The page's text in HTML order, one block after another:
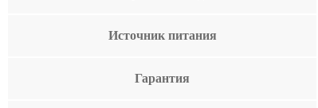
Источник питания
Гарантия